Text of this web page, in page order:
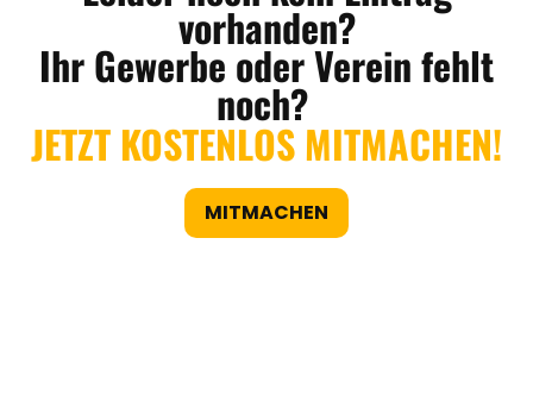
vorhanden?
Ihr Gewerbe oder Verein fehlt
noch?
JETZT KOSTENLOS MITMACHEN!
MITMACHEN